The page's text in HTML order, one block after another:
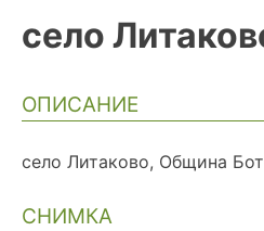
село
ОПИСАНИЕ
село Литаково, Община
СНИМКА